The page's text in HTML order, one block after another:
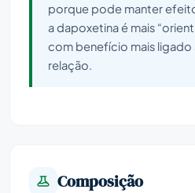
porque pode manter
a dapoxetina é mais
com benefício mais ligado
relação.
Composição